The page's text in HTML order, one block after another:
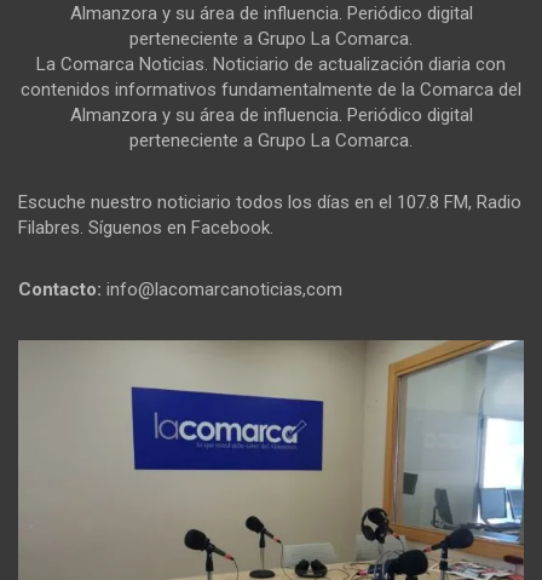
Almanzora y su área de influencia. Periódico digital
perteneciente a Grupo La Comarca.
La Comarca Noticias. Noticiario de actualización diaria con
contenidos informativos fundamentalmente de la Comarca del
Almanzora y su área de influencia. Periódico digital
perteneciente a Grupo La Comarca.
Escuche nuestro noticiario todos los días en el 107.8 FM, Radio
Filabres. Síguenos en Facebook.
Contacto: info@lacomarcanoticias,com